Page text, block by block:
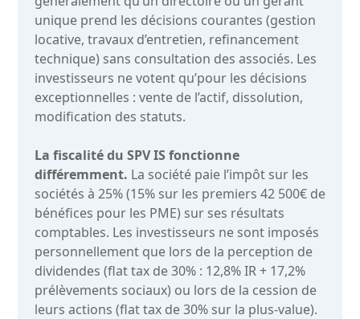
unique prend les décisions courantes (gestion
locative, travaux d’entretien, refinancement
technique) sans consultation des associés. Les
investisseurs ne votent qu’pour les décisions
exceptionnelles : vente de l’actif, dissolution,
modification des statuts.
La fiscalité du SPV IS fonctionne
différemment. La société paie l’impôt sur les
sociétés à 25% (15% sur les premiers 42 500€ de
bénéfices pour les PME) sur ses résultats
comptables. Les investisseurs ne sont imposés
personnellement que lors de la perception de
dividendes (flat tax de 30% : 12,8% IR + 17,2%
prélèvements sociaux) ou lors de la cession de
leurs actions (flat tax de 30% sur la plus-value).